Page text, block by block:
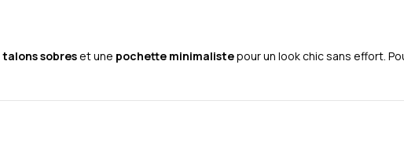
talons sobreset une pochette minimalistepour un look chic sans effort.